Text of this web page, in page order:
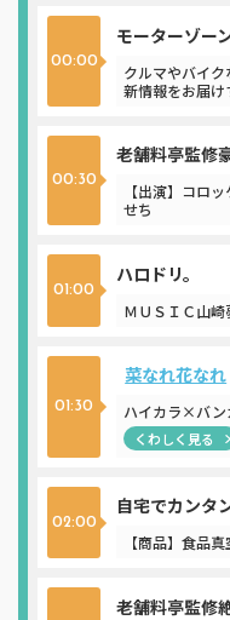
00:00
モーターゾー
クルマやバイ
新情報をお届け
00:30
老舗料亭監修
【出演】コロ
せち
01:00
ハロドリ。
ＭＵＳＩＣ山崎
01:30
菜なれ花なれ
ハイカラ×バン
くわしく見る
02:00
自宅でカンタ
【商品】食品
老舗料亭監修